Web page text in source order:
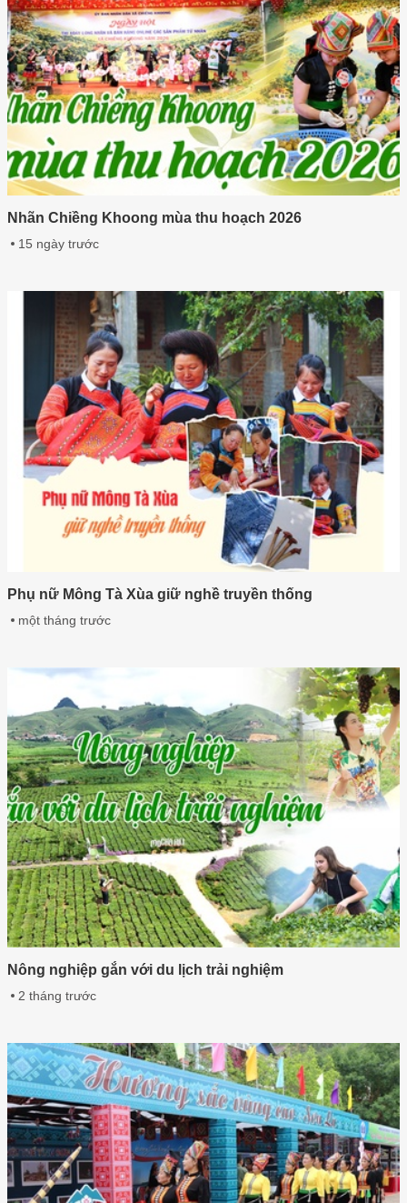
Nhãn Chiềng Khoong mùa thu hoạch 2026
15 ngày trước
Phụ nữ Mông Tà Xùa giữ nghề truyền thống
một tháng trước
Nông nghiệp gắn với du lịch trải nghiệm
2 tháng trước